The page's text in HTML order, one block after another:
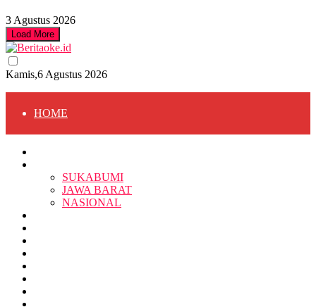
3 Agustus 2026
Load More
Kamis,6 Agustus 2026
HOME
SUKABUMI
SUKABUMI
JAWA BARAT
NASIONAL